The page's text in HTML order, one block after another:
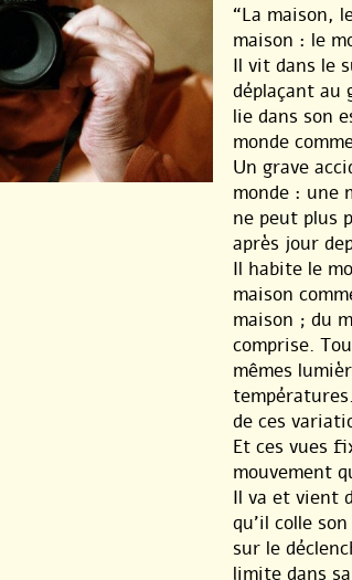
“La maison,
maison : le
Il vit dans le
déplaçant au
lie dans son
monde
Un grave
monde : une
ne peut plus
après jour
Il habite le
maison
maison ; du
comprise.
mêmes
de ces
Et ces vues
mouvement
Il va et vient
qu’il colle
sur le
limite dans